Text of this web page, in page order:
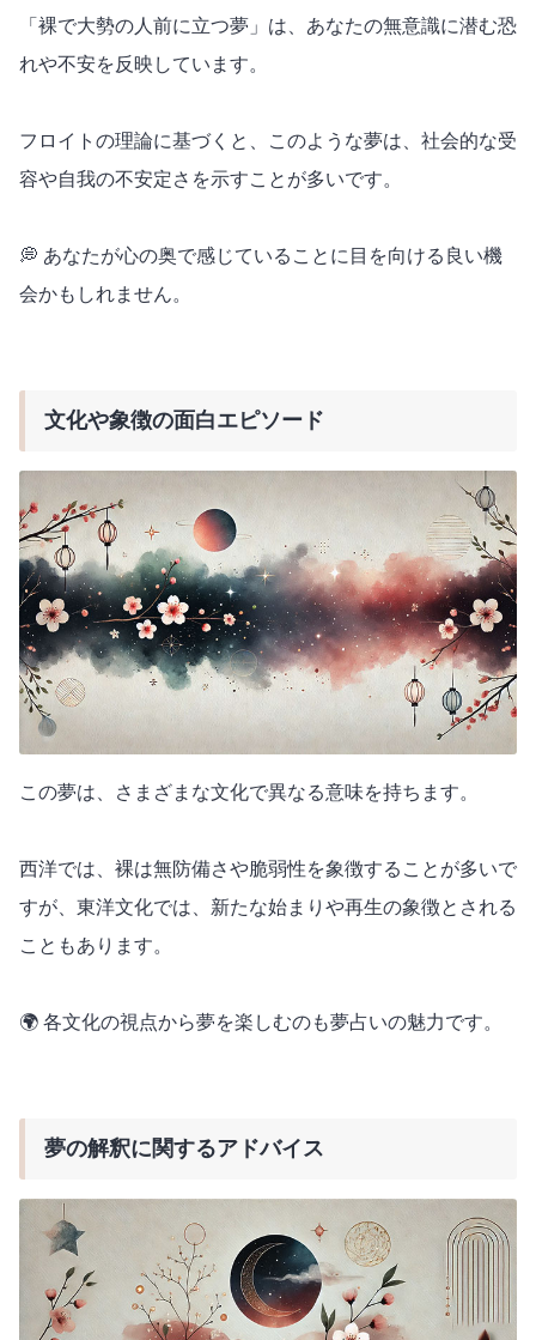
「裸で大勢の人前に立つ夢」は、あなたの無意識に潜む恐
れや不安を反映しています。
フロイトの理論に基づくと、このような夢は、社会的な受
容や自我の不安定さを示すことが多いです。
💭 あなたが心の奥で感じていることに目を向ける良い機
会かもしれません。
文化や象徴の面白エピソード
この夢は、さまざまな文化で異なる意味を持ちます。
西洋では、裸は無防備さや脆弱性を象徴することが多いで
すが、東洋文化では、新たな始まりや再生の象徴とされる
こともあります。
🌍 各文化の視点から夢を楽しむのも夢占いの魅力です。
夢の解釈に関するアドバイス